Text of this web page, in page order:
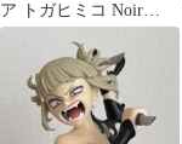
ア トガヒミコ Noir
Edge フィギュア